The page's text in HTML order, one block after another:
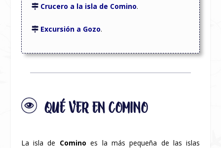
Crucero a la isla de Comino.
Excursión a Gozo.
QUÉ VER EN COMINO
La isla de Comino es la más pequeña de las islas